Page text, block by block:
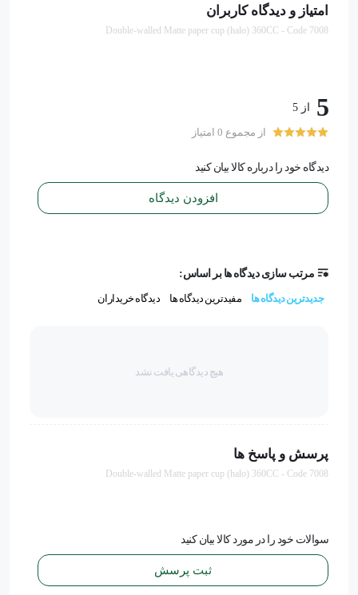
گرماژ جداره اول 280 - 300 گرم
امتیاز و دیدگاه کاربران
Double-walled Matte paper cup (halo) 360CC - Code 7008
5 از 5
از مجموع 0 امتیاز
دیدگاه خود را درباره کالا بیان کنید
افزودن دیدگاه
مرتب سازی دیدگاه ها بر اساس:
جدیدترین دیدگاه ها مفیدترین دیدگاه ها دیدگاه خریداران
هیچ دیدگاهی یافت نشد
پرسش و پاسخ ها
Double-walled Matte paper cup (halo) 360CC - Code 7008
سوالات خود را در مورد کالا بیان کنید
ثبت پرسش